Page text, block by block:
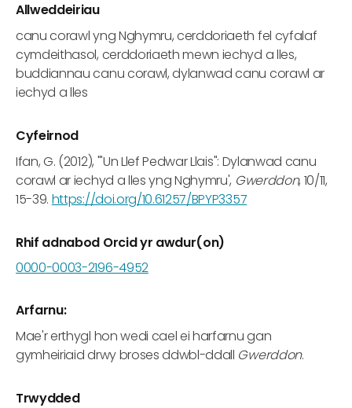
Allweddeiriau
canu corawl yng Nghymru, cerddoriaeth fel cyfalaf
cymdeithasol, cerddoriaeth mewn iechyd a lles,
buddiannau canu corawl, dylanwad canu corawl ar
iechyd a lles
Cyfeirnod
Ifan, G. (2012), '"Un Llef Pedwar Llais": Dylanwad canu
corawl ar iechyd a lles yng Nghymru', Gwerddon, 10/11,
15-39. https://doi.org/10.61257/BPYP3357
Rhif adnabod Orcid yr awdur(on)
0000-0003-2196-4952
Arfarnu:
Mae'r erthygl hon wedi cael ei harfarnu gan
gymheiriaid drwy broses ddwbl-ddall Gwerddon.
Trwydded